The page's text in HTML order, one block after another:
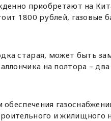
приобретают на
1800 рублей, газовые
старая, может быть
на полтора –
и жилищного